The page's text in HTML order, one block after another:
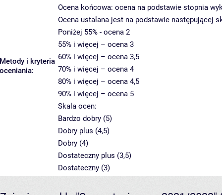
Metody i kryteria
oceniania:
Ocena końcowa: ocena na podstawie stopnia
Ocena ustalana jest na podstawie następującej
Poniżej 55% - ocena 2
55% i więcej – ocena 3
60% i więcej – ocena 3,5
70% i więcej – ocena 4
80% i więcej – ocena 4,5
90% i więcej – ocena 5
Skala ocen:
Bardzo dobry (5)
Dobry plus (4,5)
Dobry (4)
Dostateczny plus (3,5)
Dostateczny (3)